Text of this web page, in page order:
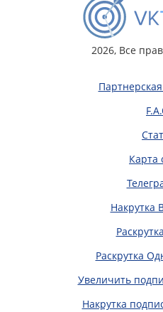
2026, Все
Карта
Накрутка
Раскрутка
Увеличить
Накрутка